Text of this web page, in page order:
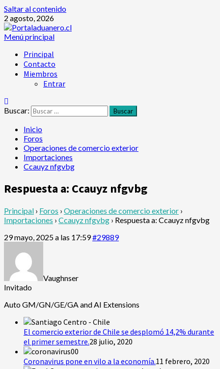
Saltar al contenido
2 agosto, 2026
Menú principal
Principal
Contacto
Miembros
Entrar
Buscar:
Inicio
Foros
Operaciones de comercio exterior
Importaciones
Ccauyz nfgvbg
Respuesta a: Ccauyz nfgvbg
Principal › Foros › Operaciones de comercio exterior ›
Importaciones › Ccauyz nfgvbg › Respuesta a: Ccauyz nfgvbg
29 mayo, 2025 a las 17:59#29889
Vaughnser
Invitado
Auto GM/GN/GE/GA and AI Extensions
El comercio exterior de Chile se desplomó 14,2% durante
el primer semestre.28 julio, 2020
Coronavirus pone en vilo a la economía.11 febrero, 2020